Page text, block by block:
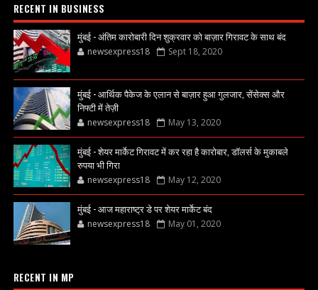
RECENT IN BUSINESS
मुंबई - अंतिम कारोबारी दिन शुक्रवार को बाज़ार गिरावट के साथ बंद
newsexpress18 Sept 18, 2020
मुंबई - आर्थिक पैकेज के एलान से बाज़ार हुआ गुलजार, सेंसेक्स और
निफ्टी में तेज़ी
newsexpress18 May 13, 2020
मुंबई - शेयर मार्केट गिरावट में कर रहा है कारोबार, डॉलर्स के मुकाबले
रुपया भी गिरा
newsexpress18 May 12, 2020
मुंबई - आज महाराष्ट्र डे पर शेयर मार्केट बंद
newsexpress18 May 01, 2020
RECENT IN MP